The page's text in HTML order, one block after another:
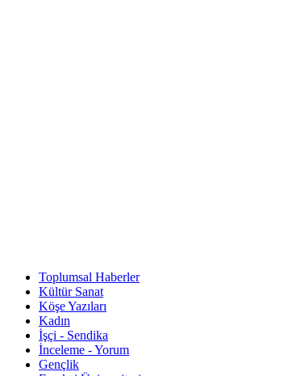
Toplumsal Haberler
Kültür Sanat
Köşe Yazıları
Kadın
İşçi - Sendika
İnceleme - Yorum
Gençlik